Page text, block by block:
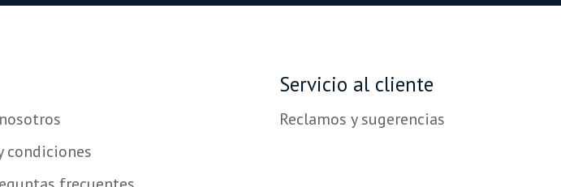
condiciones
Servicio al cliente
Reclamos y sugerencias